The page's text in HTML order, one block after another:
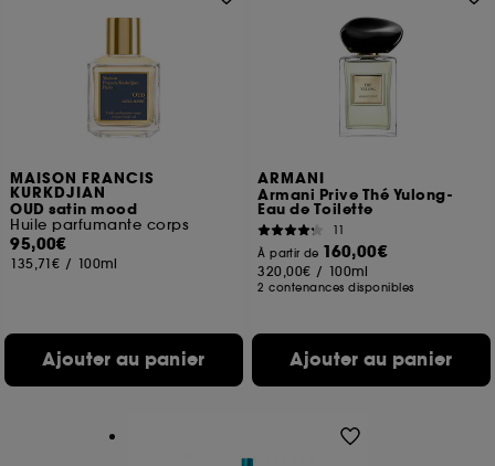
MAISON FRANCIS
KURKDJIAN
OUD satin mood
Huile parfumante corps
95,00€
135,71€ / 100ml
Ajouter au panier
ARMANI
Armani Prive Thé Yulong-
Eau de Toilette
11
À partir de 160,00€
320,00€ / 100ml
2 contenances disponibles
Ajouter au panier